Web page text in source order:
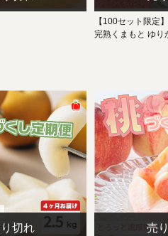
【100セット限定】
完熟くまもと ゆり